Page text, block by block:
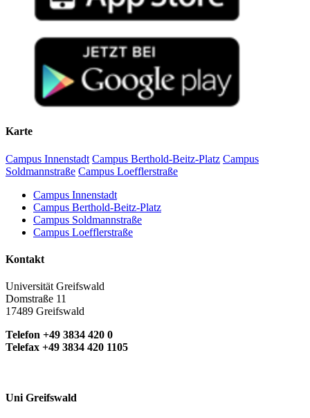
Karte
Campus Innenstadt Campus Berthold-Beitz-Platz Campus
Soldmannstraße Campus Loefflerstraße
Campus Innenstadt
Campus Berthold-Beitz-Platz
Campus Soldmannstraße
Campus Loefflerstraße
Kontakt
Universität Greifswald
Domstraße 11
17489 Greifswald
Telefon +49 3834 420 0
Telefax +49 3834 420 1105
Uni Greifswald